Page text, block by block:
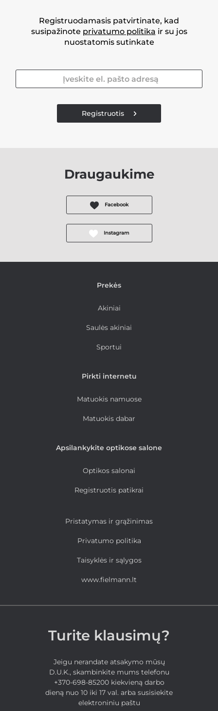
Registruodamasis patvirtinate, kad
susipažinote privatumo politika ir su jos
nuostatomis sutinkate
Registruotis
Draugaukime
Facebook
Instagram
Prekės
Akiniai
Saulės akiniai
Sportui
Pirkti internetu
Matuokis namuose
Matuokis dabar
Apsilankykite optikose salone
Optikos salonai
Registruotis patikrai
Pristatymas ir grąžinimas
Privatumo politika
Taisyklės ir sąlygos
www.fielmann.lt
Turite klausimų?
Jeigu nerandate atsakymo mūsų
D.U.K., skambinkite mums telefonu
+370-698-85200 kiekvieną darbo
dieną nuo 10 iki 17 val. arba susisiekite
elektroniniu paštu